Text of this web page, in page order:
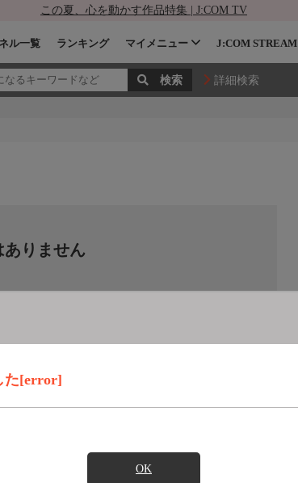
この夏、心を動かす作品特集 | J:COM TV
ル一覧 ランキング マイメニュー J:COM STREAM
詳細検索
た[error]
OK
りません